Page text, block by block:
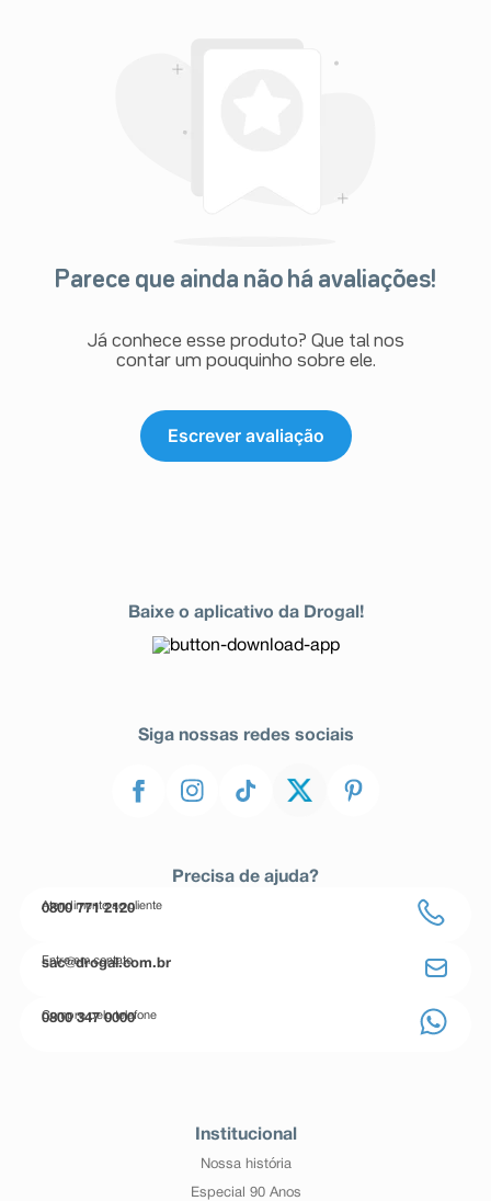
Parece que ainda não há avaliações!
Já conhece esse produto? Que tal nos
contar um pouquinho sobre ele.
Escrever avaliação
Baixe o aplicativo da Drogal!
Siga nossas redes sociais
Precisa de ajuda?
Atendimento ao cliente
0800 771 2120
Entre em contato
sac@drogal.com.br
Compre pelo telefone
0800 347 0000
Institucional
Nossa história
Especial 90 Anos